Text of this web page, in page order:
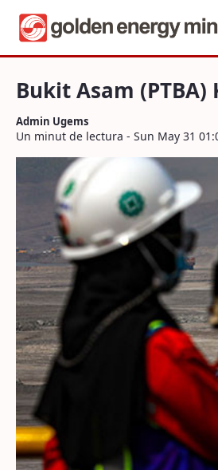
Navegació
Salta al contigut
Bukit Asam (PTBA)
Bukit Asam
Admin Ugems
Un minut de lectura - Sun May 31